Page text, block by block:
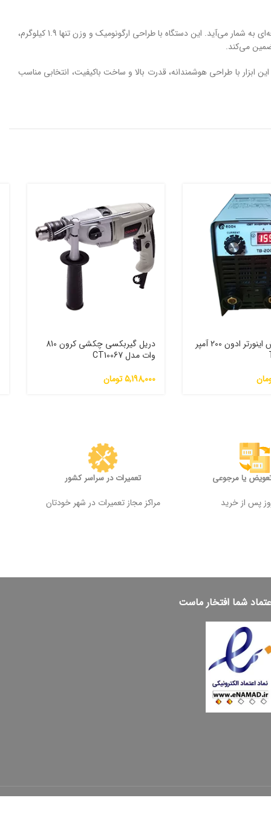
پشم‌چین برقی حرفه‌ای هیتوچی مدل Hitochi با توان 850 وات و سرعت گردش آزاد 28000 دور در دقیقه، گزینه‌ای قدرتمند و دقیق برای دامداران و کاربران حرفه‌ای به شمار می‌آید. این دستگاه با طراحی ارگونومیک و وزن تنها 1.9 کیلوگرم،
ابزار با طراحی هوشمندانه، قدرت بالا و ساخت باکیفیت، انتخابی مناسب
دستگاه جوش اینورتر ادون 200 آمپر
دریل گیربکسی چکشی کرون 810
وات مدل CT10067
5,198,000تومان
تعویض یا مرجوعی تعمیرات در سراسر کشور
مراکز مجاز تعمیرات در شهر خودتان
شما افتخار ماست